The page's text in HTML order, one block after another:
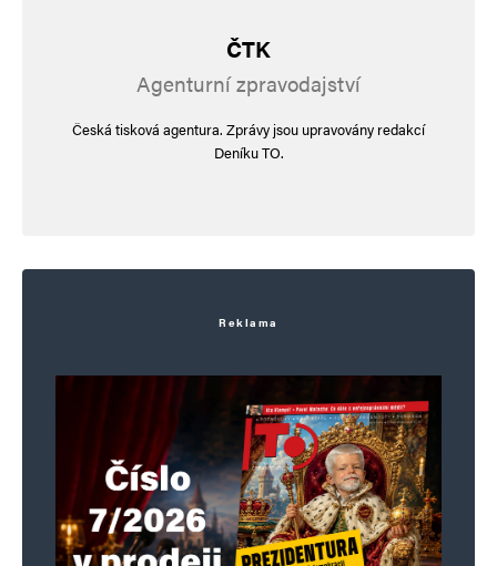
ČTK
Agenturní zpravodajství
Česká tisková agentura. Zprávy jsou upravovány redakcí
Deníku TO.
Reklama